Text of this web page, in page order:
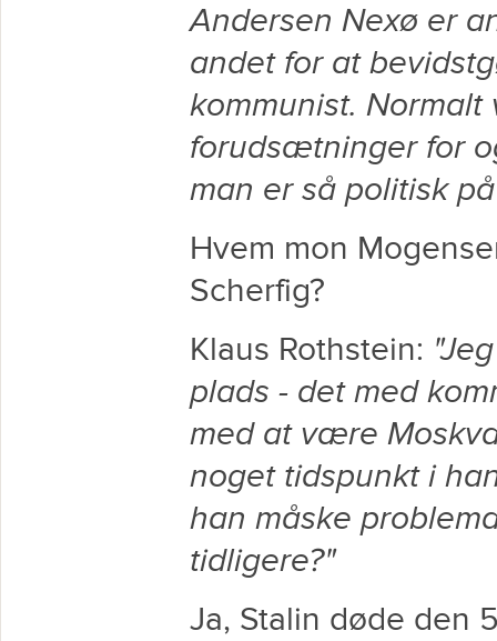
Andersen Nexø er
andet for at
kommunist.
forudsætninger for
man er så politisk
Hvem mon
Scherfig?
Klaus Rothstein:
plads - det med
med at være
noget tidspunkt i
han måske
tidligere?"
Ja, Stalin døde den